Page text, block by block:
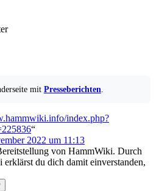
mit Presseberichten.
index.php?
“
2022 um 11:13
von HammWiki. Durch
du dich damit einverstanden,